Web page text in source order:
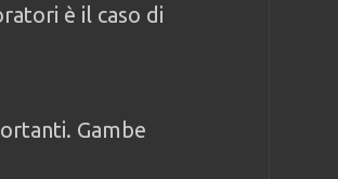
è il caso di
Gambe